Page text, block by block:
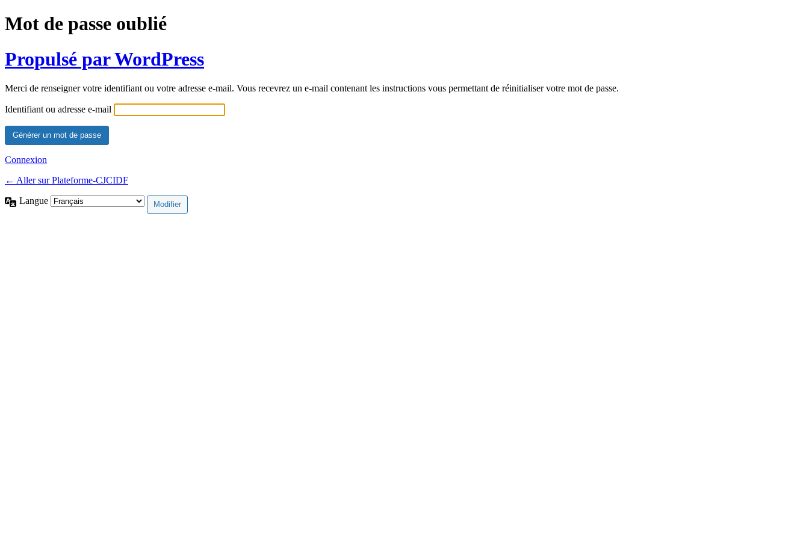
Mot de passe oublié
Propulsé par WordPress
Merci de renseigner votre identifiant ou votre adresse e-mail. Vous recevrez un e-mail contenant les instructions vous permettant de réinitialiser votre mot de passe.
Identifiant ou adresse e-mail
Connexion
← Aller sur Plateforme-CJCIDF
Langue